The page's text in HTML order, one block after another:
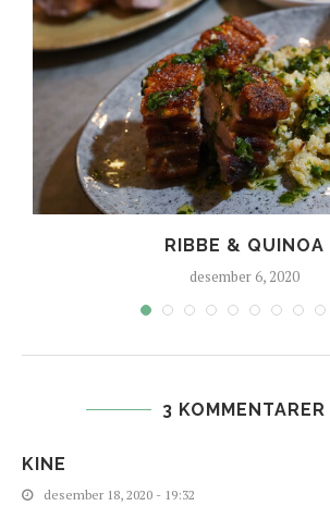
RIBBE & QUINOA
desember 6, 2020
3 KOMMENTARER
KINE
desember 18, 2020 - 19:32